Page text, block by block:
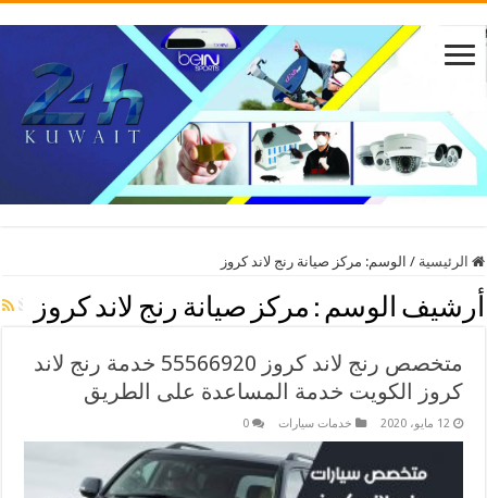
الرئيسية / الوسم: مركز صيانة رنج لاند كروز
أرشيف الوسم : مركز صيانة رنج لاند كروز
متخصص رنج لاند كروز 55566920 خدمة رنج لاند
كروز الكويت خدمة المساعدة على الطريق
12 مايو، 2020 خدمات سيارات 0